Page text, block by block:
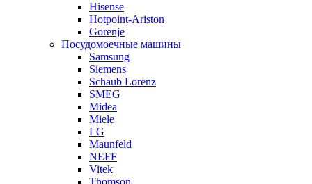
Hisense
Hotpoint-Ariston
Gorenje
Посудомоечные машины
Samsung
Siemens
Schaub Lorenz
SMEG
Midea
Miele
LG
Maunfeld
NEFF
Vitek